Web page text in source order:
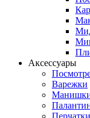
Аксессуары
Варежки
Перчатки